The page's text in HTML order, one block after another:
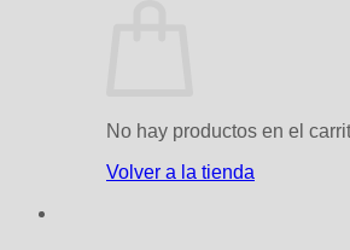
No hay productos en el
Volver a la tienda